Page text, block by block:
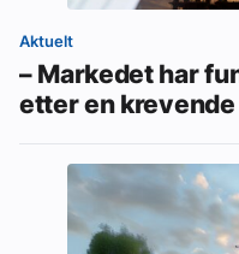
Aktuelt
– Markedet har
etter en